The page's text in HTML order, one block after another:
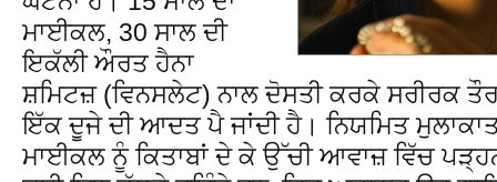
ਮਾਈਕਲ, 30 ਸਾਲ ਦੀ
ਇਕੱਲੀ ਔਰਤ ਹੈਨਾ
ਸ਼ਮਿਟਜ਼ (ਵਿਨਸਲੇਟ) ਨਾਲ ਦੋਸਤੀ ਕਰਕੇ ਸਰੀਰਕ
ਇੱਕ ਦੂਜੇ ਦੀ ਆਦਤ ਪੈ ਜਾਂਦੀ ਹੈ। ਨਿਯਮਿਤ
ਮਾਈਕਲ ਨੂੰ ਕਿਤਾਬਾਂ ਦੇ ਕੇ ਉੱਚੀ ਆਵਾਜ਼ ਵਿੱਚ